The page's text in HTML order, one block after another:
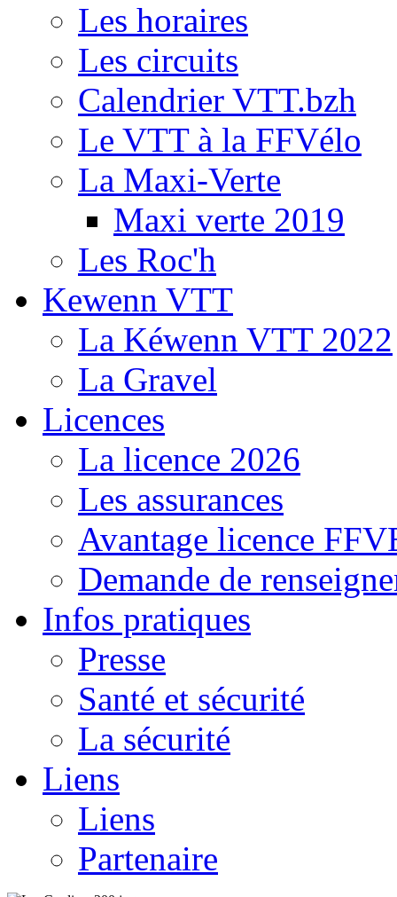
Les horaires
Les circuits
Calendrier VTT.bzh
Le VTT à la FFVélo
La Maxi-Verte
Maxi verte 2019
Les Roc'h
Kewenn VTT
La Kéwenn VTT 2022
La Gravel
Licences
La licence 2026
Les assurances
Avantage licence
Demande de
Infos pratiques
Presse
Santé et sécurité
La sécurité
Liens
Liens
Partenaire